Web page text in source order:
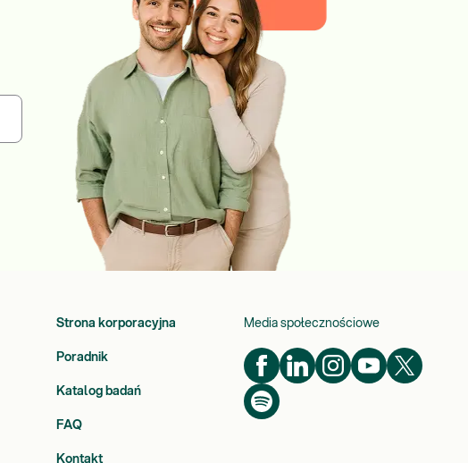
Strona korporacyjna
Poradnik
Katalog badań
FAQ
Kontakt
Media społecznościowe